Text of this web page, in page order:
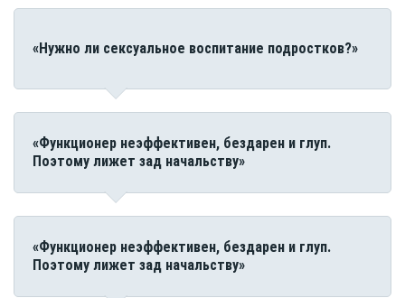
«Нужно ли сексуальное воспитание подростков?»
«Функционер неэффективен, бездарен и глуп.
Поэтому лижет зад начальству»
«Функционер неэффективен, бездарен и глуп.
Поэтому лижет зад начальству»